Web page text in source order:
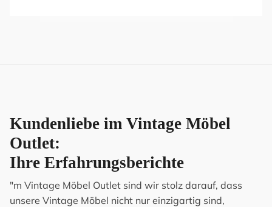
Kundenliebe im Vintage Möbel
Outlet:
Ihre Erfahrungsberichte
"m Vintage Möbel Outlet sind wir stolz darauf, dass
unsere Vintage Möbel nicht nur einzigartig sind,